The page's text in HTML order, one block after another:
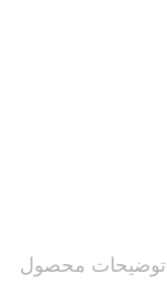
توضیحات محصول